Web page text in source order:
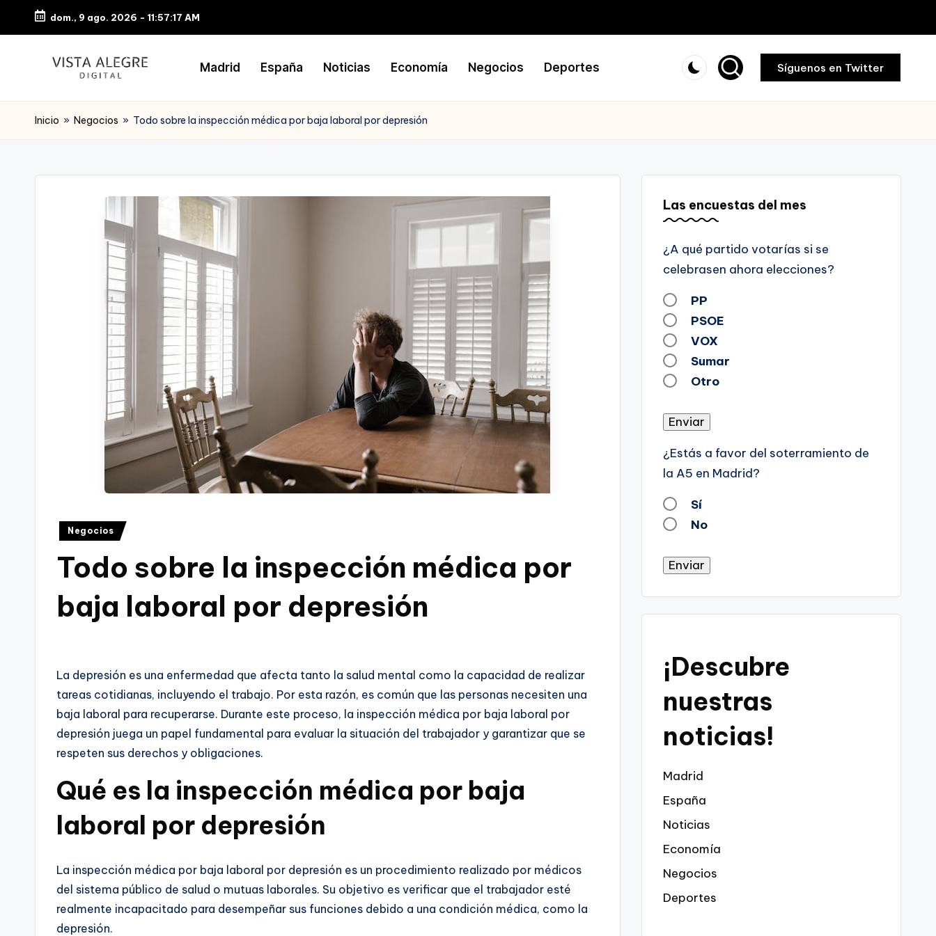
Saltar
dom., 9 ago. 2026 - 11:57:18 AM
Madrid España Noticias Economía Negocios Deportes Síguenos en Twitter
Inicio » Negocios » Todo sobre la inspección médica por baja laboral por depresión
Publicado
Negocios
Todo sobre la inspección médica por
baja laboral por depresión
La depresión es una enfermedad que afecta tanto la salud mental como la capacidad de realizar
tareas cotidianas, incluyendo el trabajo. Por esta razón, es común que las personas necesiten una
baja laboral para recuperarse. Durante este proceso, la inspección médica por baja laboral por
depresión juega un papel fundamental para evaluar la situación del trabajador y garantizar que se
respeten sus derechos y obligaciones.
Qué es la inspección médica por baja
laboral por depresión
La inspección médica por baja laboral por depresión es un procedimiento realizado por médicos
del sistema público de salud o mutuas laborales. Su objetivo es verificar que el trabajador esté
realmente incapacitado para desempeñar sus funciones debido a una condición médica, como la
depresión.
Las encuestas del mes
¿A qué partido votarías si se
celebrasen ahora elecciones?
PP
PSOE
VOX
Sumar
Otro
Enviar
¿Estás a favor del soterramiento de
la A5 en Madrid?
Sí
No
Enviar
¡Descubre
nuestras
noticias!
Madrid
España
Noticias
Economía
Negocios
Deportes